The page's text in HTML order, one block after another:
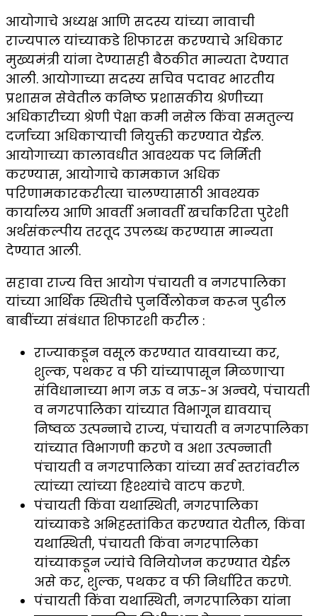
आयोगाचे अध्यक्ष आणि सदस्य यांच्या नावाची
राज्यपाल यांच्याकडे शिफारस करण्याचे अधिकार
मुख्यमंत्री यांना देण्यासही बैठकीत मान्यता देण्यात
आली. आयोगाच्या सदस्य सचिव पदावर भारतीय
प्रशासन सेवेतील कनिष्ठ प्रशासकीय श्रेणीच्या
अधिकारीच्या श्रेणी पेक्षा कमी नसेल किंवा समतुल्य
दर्जाच्या अधिकाऱ्याची नियुक्ती करण्यात येईल.
आयोगाच्या कालावधीत आवश्यक पद निर्मिती
करण्यास, आयोगाचे कामकाज अधिक
परिणामकारकरीत्या चालण्यासाठी आवश्यक
कार्यालय आणि आवर्ती अनावर्ती खर्चाकरिता पुरेशी
अर्थसंकल्पीय तरतूद उपलब्ध करण्यास मान्यता
देण्यात आली.
सहावा राज्य वित्त आयोग पंचायती व नगरपालिका
यांच्या आर्थिक स्थितीचे पुनर्विलोकन करून पुढील
बाबींच्या संबंधात शिफारशी करील :
राज्याकडून वसूल करण्यात यावयाच्या कर,
शुल्क, पथकर व फी यांच्यापासून मिळणाऱ्या
संविधानाच्या भाग नऊ व नऊ-अ अन्वये, पंचायती
व नगरपालिका यांच्यात विभागून द्यावयाच्
निष्वळ उत्पन्नाचे राज्य, पंचायती व नगरपालिका
यांच्यात विभागणी करणे व अशा उत्पन्नाती
पंचायती व नगरपालिका यांच्या सर्व स्तरांवरील
त्यांच्या त्यांच्या हिश्श्यांचे वाटप करणे.
पंचायती किंवा यथास्थिती, नगरपालिका
यांच्याकडे अभिहस्तांकित करण्यात येतील, किंवा
यथास्थिती, पंचायती किंवा नगरपालिका
यांच्याकडून ज्यांचे विनियोजन करण्यात येईल
असे कर, शुल्क, पथकर व फी निर्धारित करणे.
पंचायती किंवा यथास्थिती, नगरपालिका यांना